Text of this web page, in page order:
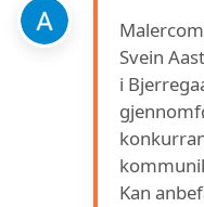
Svein
i
Kan